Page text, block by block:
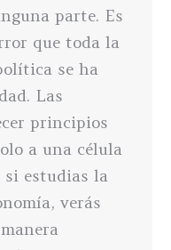
parte. Es
que toda la
se ha
Las
principios
a una célula
estudias la
verás